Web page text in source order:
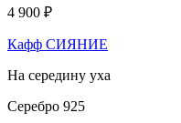
4 900 ₽
Кафф СИЯНИЕ
На середину уха
Серебро 925